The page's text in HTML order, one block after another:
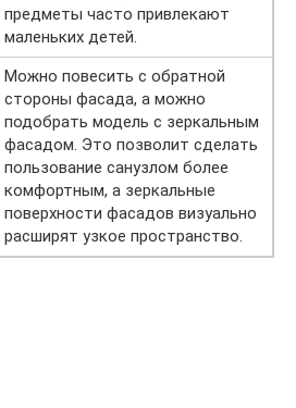
предметы часто привлекают
маленьких детей.
Можно повесить с обратной
стороны фасада, а можно
подобрать модель с зеркальным
фасадом. Это позволит сделать
пользование санузлом более
комфортным, а зеркальные
поверхности фасадов визуально
расширят узкое пространство.